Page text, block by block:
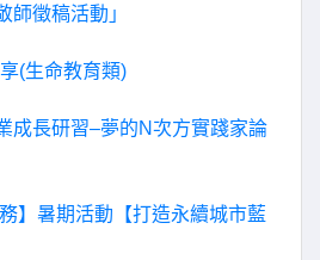
師徵稿活動」
(生命教育類)
成長研習–夢的N次方實踐家論
】暑期活動【打造永續城市藍